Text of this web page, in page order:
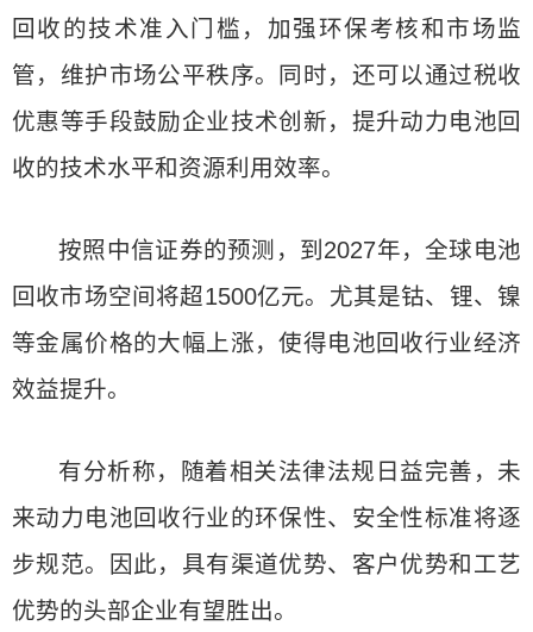
回收的技术准入门槛，加强环保考核和市场监
管，维护市场公平秩序。同时，还可以通过税收
优惠等手段鼓励企业技术创新，提升动力电池回
收的技术水平和资源利用效率。
按照中信证券的预测，到2027年，全球电池
回收市场空间将超1500亿元。尤其是钴、锂、镍
等金属价格的大幅上涨，使得电池回收行业经济
效益提升。
有分析称，随着相关法律法规日益完善，未
来动力电池回收行业的环保性、安全性标准将逐
步规范。因此，具有渠道优势、客户优势和工艺
优势的头部企业有望胜出。